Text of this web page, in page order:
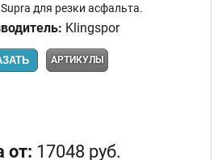
для резки асфальта.
Klingspor
АРТИКУЛЫ
от: 17048 руб.